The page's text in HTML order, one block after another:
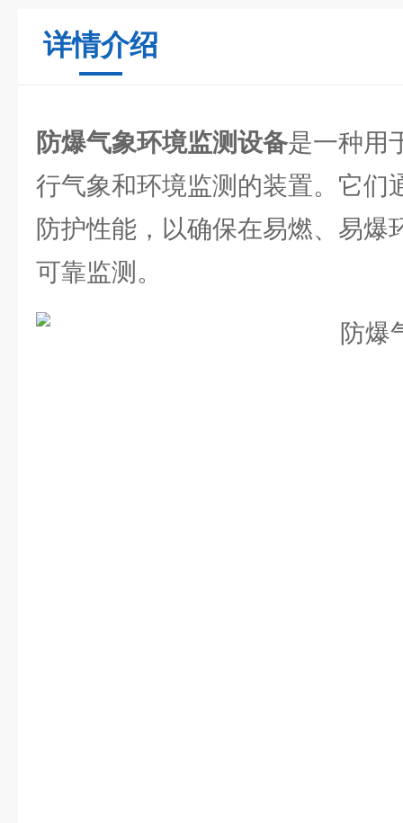
详情介绍
防爆气象环境监测设备是一种用
行气象和环境监测的装置。它们
防护性能，以确保在易燃、易爆
可靠监测。